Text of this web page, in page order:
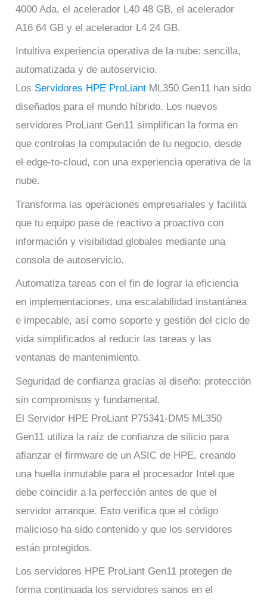
4000 Ada, el acelerador L40 48 GB, el acelerador
A16 64 GB y el acelerador L4 24 GB.
Intuitiva experiencia operativa de la nube: sencilla,
automatizada y de autoservicio.
Los Servidores HPE ProLiant ML350 Gen11 han sido
diseñados para el mundo híbrido. Los nuevos
servidores ProLiant Gen11 simplifican la forma en
que controlas la computación de tu negocio, desde
el edge-to-cloud, con una experiencia operativa de la
nube.
Transforma las operaciones empresariales y facilita
que tu equipo pase de reactivo a proactivo con
información y visibilidad globales mediante una
consola de autoservicio.
Automatiza tareas con el fin de lograr la eficiencia
en implementaciones, una escalabilidad instantánea
e impecable, así como soporte y gestión del ciclo de
vida simplificados al reducir las tareas y las
ventanas de mantenimiento.
Seguridad de confianza gracias al diseño: protección
sin compromisos y fundamental.
El Servidor HPE ProLiant P75341-DM5 ML350
Gen11 utiliza la raíz de confianza de silicio para
afianzar el firmware de un ASIC de HPE, creando
una huella inmutable para el procesador Intel que
debe coincidir a la perfección antes de que el
servidor arranque. Esto verifica que el código
malicioso ha sido contenido y que los servidores
están protegidos.
Los servidores HPE ProLiant Gen11 protegen de
forma continuada los servidores sanos en el